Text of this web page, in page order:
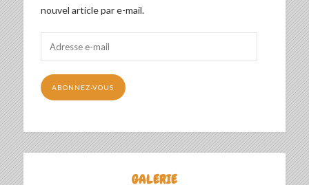
nouvel article par e-mail.
mail
ABONNEZ-VOUS
GALERIE